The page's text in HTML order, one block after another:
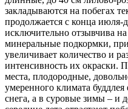
закладываются на побегах
продолжается с конца июля-
исключительно отзывчива
минеральные подкормки,
увеличивает количество и
интенсивность их окраски.
места, плодородные,
умеренного климата
снега, а в суровые зимы – и